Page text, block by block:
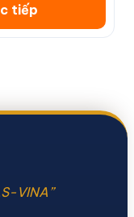
tiếp
VINA”